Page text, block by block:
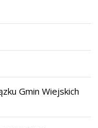
Gmin Wiejskich